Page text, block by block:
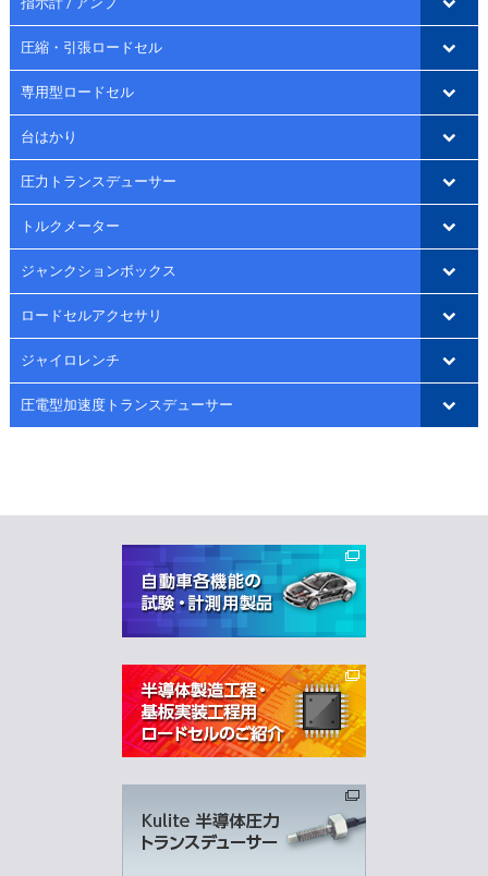
圧縮・引張ロードセル
専用型ロードセル
台はかり
圧力トランスデューサー
トルクメーター
ジャンクションボックス
ロードセルアクセサリ
ジャイロレンチ
圧電型加速度トランスデューサー